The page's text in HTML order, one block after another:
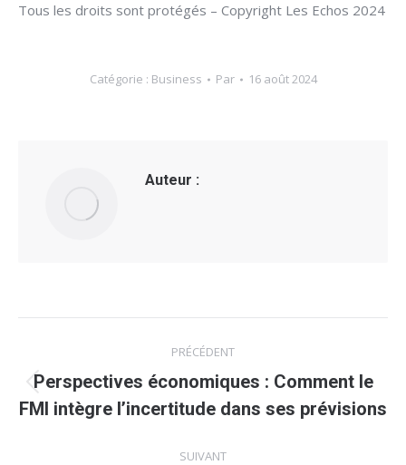
Tous les droits sont protégés – Copyright Les Echos 2024
Catégorie : Business Par 16 août 2024
Auteur :
article
PRÉCÉDENT
Article
précédent
Perspectives économiques : Comment le
FMI intègre l’incertitude dans ses prévisions
SUIVANT